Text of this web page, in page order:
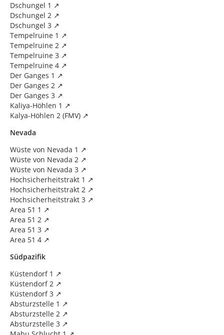
Dschungel 1
Dschungel 2
Dschungel 3
Tempelruine 1
Tempelruine 2
Tempelruine 3
Tempelruine 4
Der Ganges 1
Der Ganges 2
Der Ganges 3
Kaliya-Höhlen 1
Kalya-Höhlen 2 (FMV)
Nevada
Wüste von Nevada 1
Wüste von Nevada 2
Wüste von Nevada 3
Hochsicherheitstrakt 1
Hochsicherheitstrakt 2
Hochsicherheitstrakt 3
Area 51 1
Area 51 2
Area 51 3
Area 51 4
Südpazifik
Küstendorf 1
Küstendorf 2
Küstendorf 3
Absturzstelle 1
Absturzstelle 2
Absturzstelle 3